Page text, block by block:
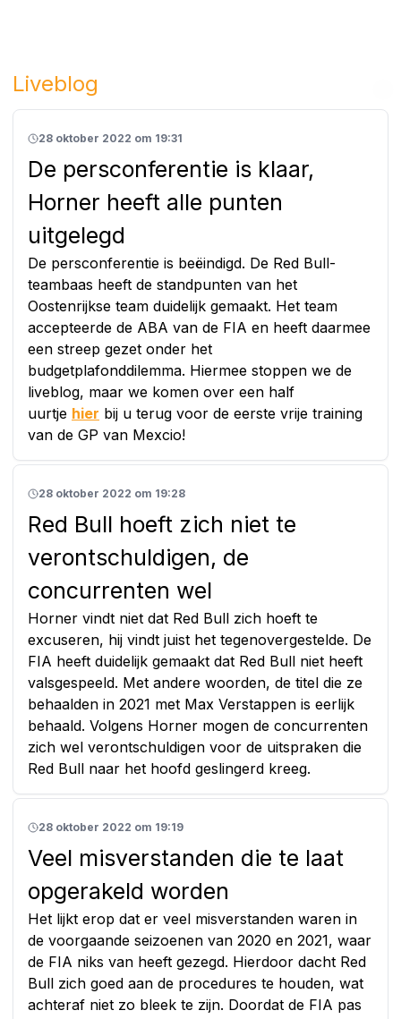
Liveblog
28 oktober 2022 om 19:31
De persconferentie is klaar,
Horner heeft alle punten
uitgelegd
De persconferentie is beëindigd. De Red Bull-
teambaas heeft de standpunten van het
Oostenrijkse team duidelijk gemaakt. Het team
accepteerde de ABA van de FIA en heeft daarmee
een streep gezet onder het
budgetplafonddilemma. Hiermee stoppen we de
liveblog, maar we komen over een half
uurtje hier bij u terug voor de eerste vrije training
van de GP van Mexcio!
28 oktober 2022 om 19:28
Red Bull hoeft zich niet te
verontschuldigen, de
concurrenten wel
Horner vindt niet dat Red Bull zich hoeft te
excuseren, hij vindt juist het tegenovergestelde. De
FIA heeft duidelijk gemaakt dat Red Bull niet heeft
valsgespeeld. Met andere woorden, de titel die ze
behaalden in 2021 met Max Verstappen is eerlijk
behaald. Volgens Horner mogen de concurrenten
zich wel verontschuldigen voor de uitspraken die
Red Bull naar het hoofd geslingerd kreeg.
28 oktober 2022 om 19:19
Veel misverstanden die te laat
opgerakeld worden
Het lijkt erop dat er veel misverstanden waren in
de voorgaande seizoenen van 2020 en 2021, waar
de FIA niks van heeft gezegd. Hierdoor dacht Red
Bull zich goed aan de procedures te houden, wat
achteraf niet zo bleek te zijn. Doordat de FIA pas